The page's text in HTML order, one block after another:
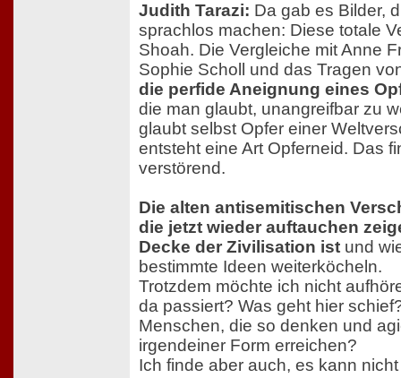
Judith Tarazi: Da gab es Bilder,
sprachlos machen: Diese totale
Shoah. Die Vergleiche mit Anne
Sophie Scholl und das Tragen
die perfide Aneignung eines
die man glaubt, unangreifbar zu
glaubt selbst Opfer einer
entsteht eine Art Opferneid. Das
verstörend.
Die alten antisemitischen
die jetzt wieder auftauchen
Decke der Zivilisation ist und
bestimmte Ideen weiterköcheln.
Trotzdem möchte ich nicht
da passiert? Was geht hier
Menschen, die so denken und
irgendeiner Form erreichen?
Ich finde aber auch, es kann